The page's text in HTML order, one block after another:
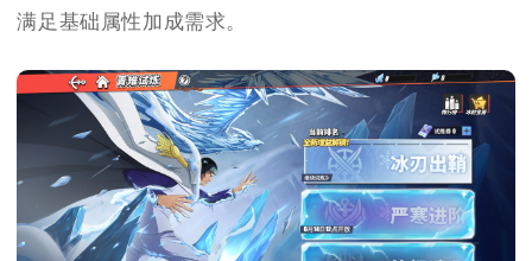
满足基础属性加成需求。